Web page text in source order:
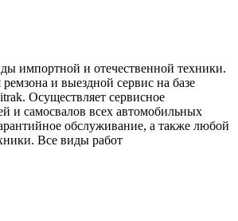
импортной и отечественной техники.
и выездной сервис на базе
Осуществляет сервисное
и самосвалов всех автомобильных
обслуживание, а также любой
Все виды работ